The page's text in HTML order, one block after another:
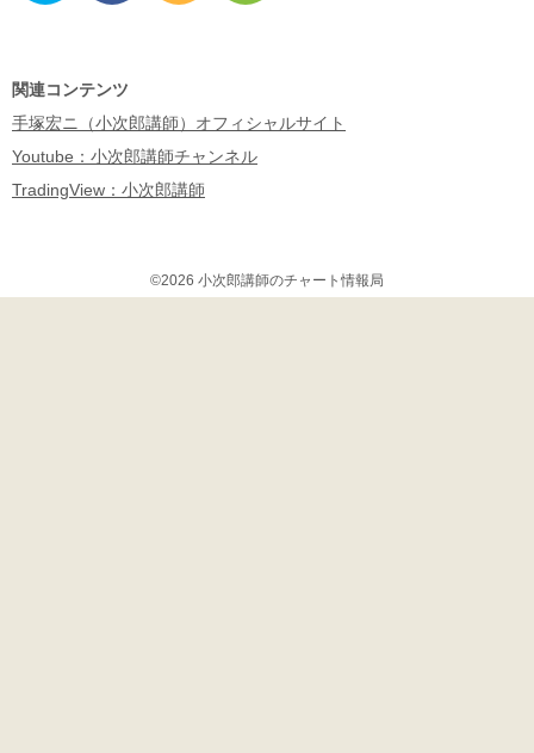
関連コンテンツ
手塚宏ニ（小次郎講師）オフィシャルサイト
Youtube：小次郎講師チャンネル
TradingView：小次郎講師
©2026 小次郎講師のチャート情報局